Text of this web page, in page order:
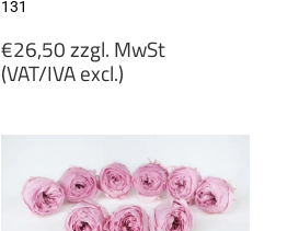
131
Regular
price
€26,50 zzgl. MwSt
(VAT/IVA excl.)
zzgl.
MwSt
(VAT/IVA
excl.)